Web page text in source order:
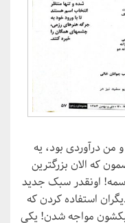
من درآوردی بود، یه
که الان بزرگترین
اونقدر سبک جدید
استفاده کردن که
مواجه شدن! یکی